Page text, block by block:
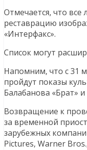
Отмечается, что
реставрацию
«Интерфакс».
Список могут
Напомним, что с 31
пройдут показы
Балабанова «Брат» и
Возвращение к
за временной
зарубежных
Pictures, Warner